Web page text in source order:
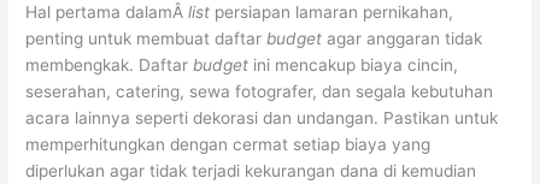
Hal pertama dalamÂlist persiapan lamaran pernikahan,
penting untuk membuat daftar budget agar anggaran tidak
membengkak. Daftar budget ini mencakup biaya cincin,
seserahan, catering, sewa fotografer, dan segala kebutuhan
acara lainnya seperti dekorasi dan undangan. Pastikan untuk
memperhitungkan dengan cermat setiap biaya yang
diperlukan agar tidak terjadi kekurangan dana di kemudian